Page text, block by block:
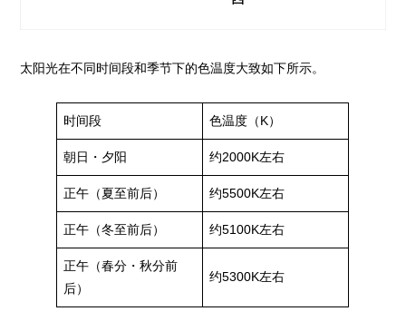
太阳光在不同时间段和季节下的色温度大致如下所示。
时间段 色温度（K）
朝日・夕阳 约2000K左右
正午（夏至前后） 约5500K左右
正午（冬至前后） 约5100K左右
正午（春分・秋分前
后）
约5300K左右